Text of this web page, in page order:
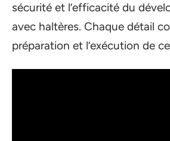
sécurité et l’efficacité du
avec haltères. Chaque détail
préparation et l’exécution de